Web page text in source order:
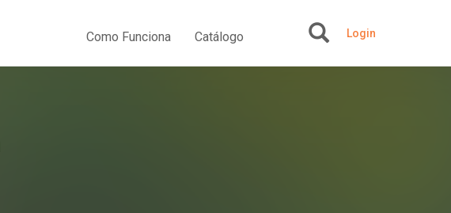
Como Funciona Catálogo Login